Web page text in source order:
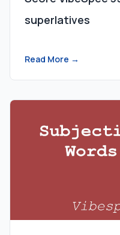
superlatives
Read More →